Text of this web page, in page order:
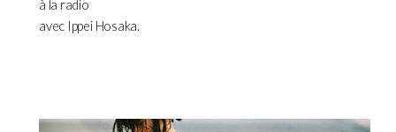
à la radio
avec Ippei Hosaka.